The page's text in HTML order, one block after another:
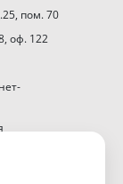
пом. 70
оф. 122